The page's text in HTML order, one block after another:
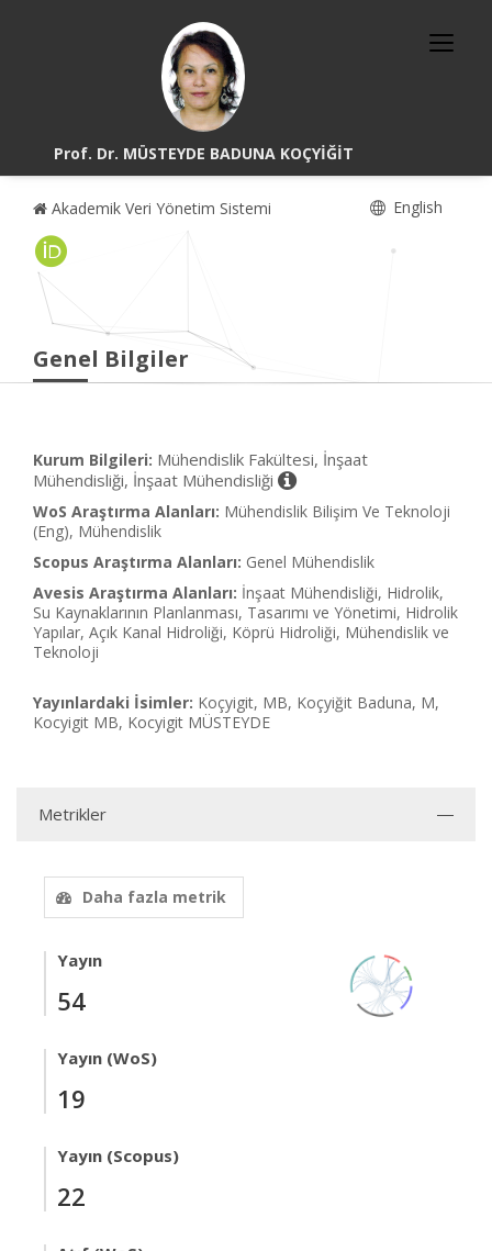
Prof. Dr. MÜSTEYDE BADUNA KOÇYİĞİT
Akademik Veri Yönetim Sistemi English
Genel Bilgiler
Kurum Bilgileri: Mühendislik Fakültesi, İnşaat
Mühendisliği, İnşaat Mühendisliği
WoS Araştırma Alanları: Mühendislik Bilişim Ve Teknoloji
(Eng), Mühendislik
Scopus Araştırma Alanları: Genel Mühendislik
Avesis Araştırma Alanları: İnşaat Mühendisliği, Hidrolik,
Su Kaynaklarının Planlanması, Tasarımı ve Yönetimi, Hidrolik
Yapılar, Açık Kanal Hidroliği, Köprü Hidroliği, Mühendislik ve
Teknoloji
Yayınlardaki İsimler: Koçyigit, MB, Koçyiğit Baduna, M,
Kocyigit MB, Kocyigit MÜSTEYDE
Metrikler
Daha fazla metrik
Yayın
54
Yayın (WoS)
19
Yayın (Scopus)
22